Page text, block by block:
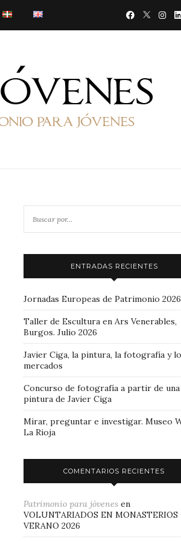
ENTRADAS RECIENTES
Jornadas Europeas de Patrimonio 2026
Taller de Escultura en Ars Venerables,
Burgos. Julio 2026
Javier Ciga, la pintura, la fotografía y
mercados
Concurso de fotografía a partir de una
pintura de Javier Ciga
Mirar, preguntar e investigar. Museo
La Rioja
COMENTARIOS RECIENTES
Patrimonio para jóvenes en
VOLUNTARIADOS EN MONASTERIOS
VERANO 2026